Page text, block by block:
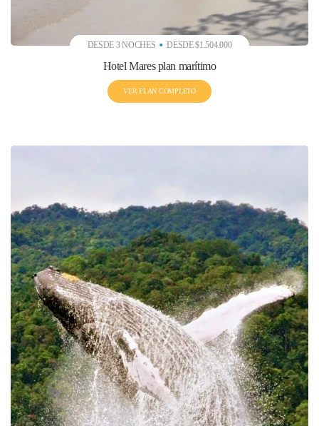
DESDE 3 NOCHES DESDE $1.504.000
Hotel Mares plan marítimo
VER PLAN COMPLETO